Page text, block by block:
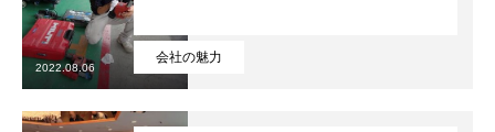
2022年度
2023年度
2024年度
会社の魅力
2022.08.06